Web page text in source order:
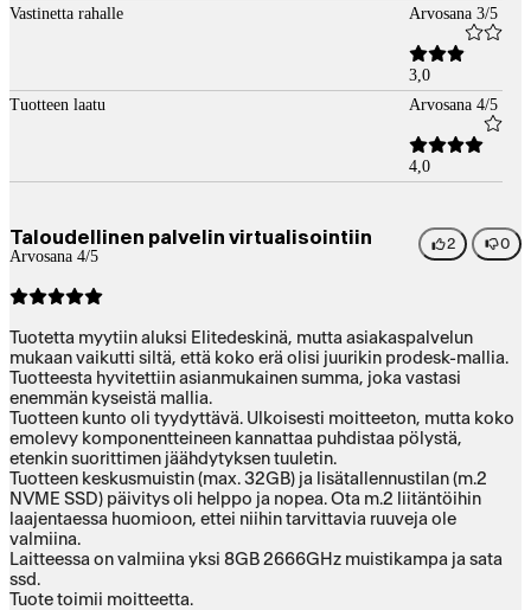
Vastinetta rahalle
Arvosana 3/5
3,0
Tuotteen laatu
Arvosana 4/5
4,0
Taloudellinen palvelin virtualisointiin
Arvosana 4/5
2 0
Tuotetta myytiin aluksi Elitedeskinä, mutta asiakaspalvelun
mukaan vaikutti siltä, että koko erä olisi juurikin prodesk-mallia.
Tuotteesta hyvitettiin asianmukainen summa, joka vastasi
enemmän kyseistä mallia.
Tuotteen kunto oli tyydyttävä. Ulkoisesti moitteeton, mutta koko
emolevy komponentteineen kannattaa puhdistaa pölystä,
etenkin suorittimen jäähdytyksen tuuletin.
Tuotteen keskusmuistin (max. 32GB) ja lisätallennustilan (m.2
NVME SSD) päivitys oli helppo ja nopea. Ota m.2 liitäntöihin
laajentaessa huomioon, ettei niihin tarvittavia ruuveja ole
valmiina.
Laitteessa on valmiina yksi 8GB 2666GHz muistikampa ja sata
ssd.
Tuote toimii moitteetta.